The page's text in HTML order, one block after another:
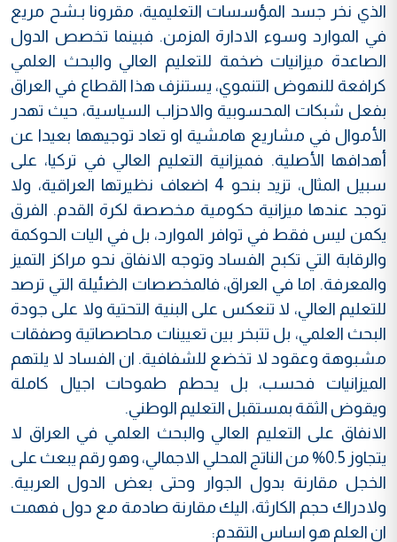
الذي نخر جسد المؤسسات التعليمية، مقرونا بـشح مريع
في الموارد وسوء الادارة المزمن. فبينما تخصص الدول
الصاعدة ميزانيات ضخمة للتعليم العالي والبحث العلمي
كرافعة للنهوض التنموي، يستنزف هذا القطاع في العراق
بفعل شبكات المحسوبية والاحزاب السياسية، حيث تهدر
الأموال في مشاريع هامشية او تعاد توجيهها بعيدا عن
أهدافها الأصلية. فميزانية التعليم العالي في تركيا، على
سبيل المثال، تزيد بنحو 4 اضعاف نظيرتها العراقية، ولا
توجد عندها ميزانية حكومية مخصصة لكرة القدم. الفرق
يكمن ليس فقط في توافر الموارد، بل في اليات الحوكمة
والرقابة التي تكبح الفساد وتوجه الانفاق نحو مراكز التميز
والمعرفة. اما في العراق، فالمخصصات الضئيلة التي ترصد
للتعليم العالي، لا تنعكس على البنية التحتية ولا على جودة
البحث العلمي، بل تتبخر بين تعيينات محاصصاتية وصفقات
مشبوهة وعقود لا تخضع للشفافية. ان الفساد لا يلتهم
الميزانيات فحسب، بل يحطم طموحات اجيال كاملة
ويقوض الثقة بمستقبل التعليم الوطني.
الانفاق على التعليم العالي والبحث العلمي في العراق لا
يتجاوز 0.5‌% من الناتج المحلي الاجمالي، وهو رقم يبعث على
الخجل مقارنة بدول الجوار وحتى بعض الدول العربية.
ولادراك حجم الكارثة، اليك مقارنة صادمة مع دول فهمت
ان العلم هو اساس التقدم: